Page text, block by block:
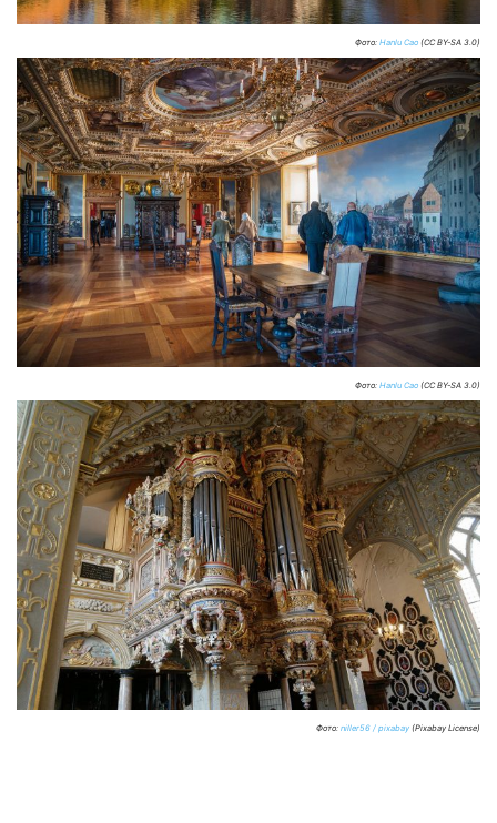
Фото: Hanlu Cao (CC BY-SA 3.0)
Фото: Hanlu Cao (CC BY-SA 3.0)
Фото: niller56 / pixabay (Pixabay License)